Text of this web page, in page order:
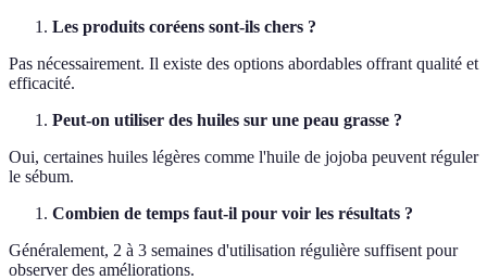
Les produits coréens sont-ils chers ?
Pas nécessairement. Il existe des options abordables offrant qualité et
efficacité.
Peut-on utiliser des huiles sur une peau grasse ?
Oui, certaines huiles légères comme l'huile de jojoba peuvent réguler
le sébum.
Combien de temps faut-il pour voir les résultats ?
Généralement, 2 à 3 semaines d'utilisation régulière suffisent pour
observer des améliorations.